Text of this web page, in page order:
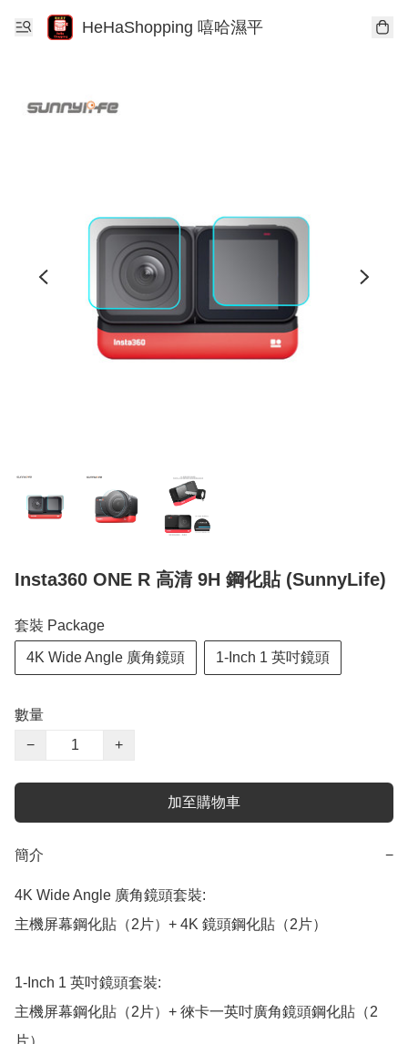
HeHaShopping 嘻哈濕平
Insta360 ONE R 高清 9H 鋼化貼 (SunnyLife)
套裝 Package
4K Wide Angle 廣角鏡頭 1-Inch 1 英吋鏡頭
數量
−
+
加至購物車
簡介 −
4K Wide Angle 廣角鏡頭套裝:
主機屏幕鋼化貼（2片）+ 4K 鏡頭鋼化貼（2片）
1-Inch 1 英吋鏡頭套裝:
主機屏幕鋼化貼（2片）+ 徠卡一英吋廣角鏡頭鋼化貼（2